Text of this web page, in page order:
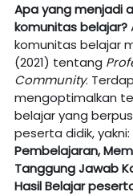
Apayangmenjadi
komunitasbelajar?
komunitas belajar
(2021) tentang
Community.
mengoptimalkan
belajar yang
peserta didik, yakni:
Pembelajaran,
Tanggung Jawab
HasilBelajar